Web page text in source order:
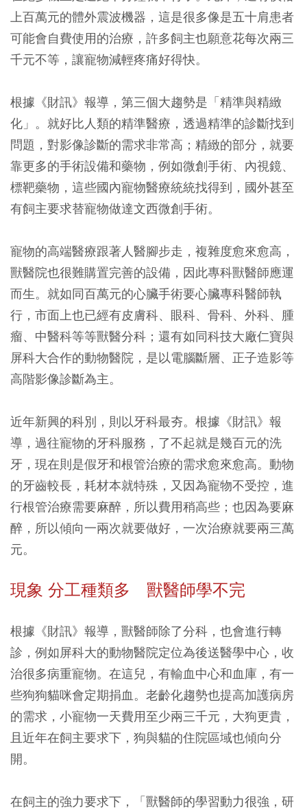
上百萬元的體外震波機器，這是很多像是五十肩患者
可能會自費使用的治療，許多飼主也願意花每次兩三
千元不等，讓寵物減輕疼痛好得快。
根據《財訊》報導，第三個大趨勢是「精準與精緻
化」。就好比人類的精準醫療，透過精準的診斷找到
問題，對影像診斷的需求非常高；精緻的部分，就要
靠更多的手術設備和藥物，例如微創手術、內視鏡、
標靶藥物，這些國內寵物醫療統統找得到，國外甚至
有飼主要求替寵物做達文西微創手術。
寵物的高端醫療跟著人醫腳步走，複雜度愈來愈高，
獸醫院也很難購置完善的設備，因此專科獸醫師應運
而生。就如同百萬元的心臟手術要心臟專科醫師執
行，市面上也已經有皮膚科、眼科、骨科、外科、腫
瘤、中醫科等等獸醫分科；還有如同科技大廠仁寶與
屏科大合作的動物醫院，是以電腦斷層、正子造影等
高階影像診斷為主。
近年新興的科別，則以牙科最夯。根據《財訊》報
導，過往寵物的牙科服務，了不起就是幾百元的洗
牙，現在則是假牙和根管治療的需求愈來愈高。動物
的牙齒較長，耗材本就特殊，又因為寵物不受控，進
行根管治療需要麻醉，所以費用稍高些；也因為要麻
醉，所以傾向一兩次就要做好，一次治療就要兩三萬
元。
現象 分工種類多 獸醫師學不完
根據《財訊》報導，獸醫師除了分科，也會進行轉
診，例如屏科大的動物醫院定位為後送醫學中心，收
治很多病重寵物。在這兒，有輸血中心和血庫，有一
些狗狗貓咪會定期捐血。老齡化趨勢也提高加護病房
的需求，小寵物一天費用至少兩三千元，大狗更貴，
且近年在飼主要求下，狗與貓的住院區域也傾向分
開。
在飼主的強力要求下，「獸醫師的學習動力很強，研